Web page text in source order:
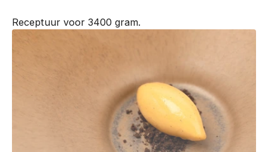
Receptuur voor 3400 gram.